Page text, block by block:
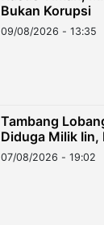
Bukan Korupsi
09/08/2026 - 13:35
Tambang
Diduga Milik Iin,
07/08/2026 - 19:02